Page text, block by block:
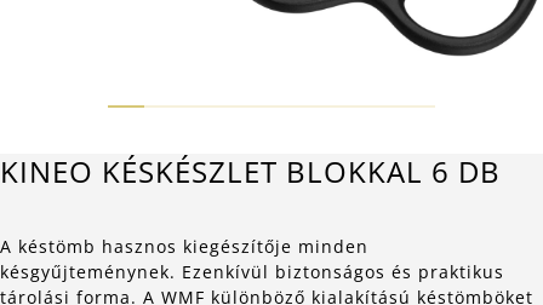
KINEO KÉSKÉSZLET BLOKKAL 6 DB
A késtömb hasznos kiegészítője minden
késgyűjteménynek. Ezenkívül biztonságos és praktikus
tárolási forma. A WMF különböző kialakítású késtömböket